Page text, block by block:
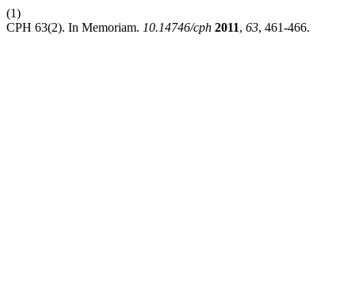
(1)
CPH 63(2). In Memoriam. 10.14746/cph 2011, 63, 461-466.